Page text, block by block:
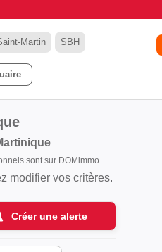
Martin SBH
sont sur DOMimmo.
modifier vos critères.
Créer une alerte